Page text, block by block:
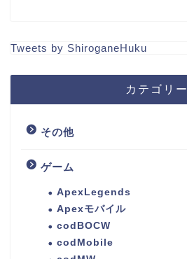
Tweets by ShiroganeHuku
カテゴリー
その他
ゲーム
ApexLegends
Apexモバイル
codBOCW
codMobile